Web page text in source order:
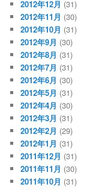
2012年12月 (31)
2012年11月 (30)
2012年10月 (31)
2012年9月 (30)
2012年8月 (31)
2012年7月 (31)
2012年6月 (30)
2012年5月 (31)
2012年4月 (30)
2012年3月 (31)
2012年2月 (29)
2012年1月 (31)
2011年12月 (31)
2011年11月 (30)
2011年10月 (31)